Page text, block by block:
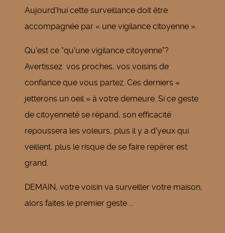
Aujourd'hui cette surveillance doit être
accompagnée par « une vigilance citoyenne ».
Qu'est ce "qu'une vigilance citoyenne"?
Avertissez vos proches, vos voisins de
confiance que vous partez. Ces derniers «
jetterons un oeil » à votre demeure. Si ce geste
de citoyenneté se répand, son efficacité
repoussera les voleurs, plus il y a d'yeux qui
veillent, plus le risque de se faire repérer est
grand.
DEMAIN, votre voisin va surveiller votre maison,
alors faites le premier geste ...